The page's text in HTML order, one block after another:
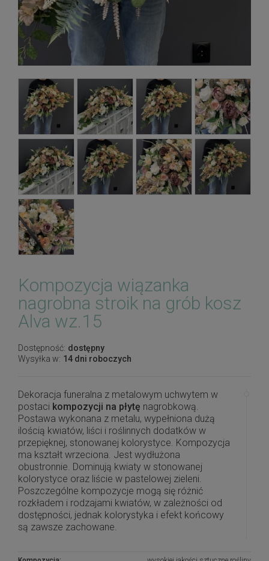
Kompozycja wiązanka
nagrobna stroik na grób kosz
Alva wz.15
Dostępność: dostępny
Wysyłka w: 14 dni roboczych
Dekoracja funeralna z metalowym uchwytem w
postaci kompozycji na płytę nagrobkową.
Postawa wykonana z metalu, wypełniona dużą
ilością kwiatów, liści i roślinnych dodatków w
przepięknej, stonowanej kolorystyce. Kompozycja
ma kształt wrzeciona. Jest wydłużona
obustronnie. Dominują kwiaty w stonowanej
kolorystyce oraz liście w pastelowej zieleni.
Poszczególne kompozycje mogą się różnić
rozkładem i rodzajami kwiatów, w zależności od
dostępności, jednak kolorystyka i efekt końcowy
są zawsze zachowane.